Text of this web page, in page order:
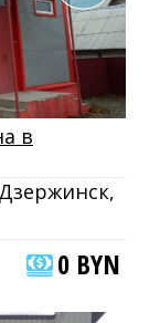
в
0 BYN